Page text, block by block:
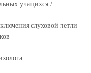
учащихся /
слуховой петли